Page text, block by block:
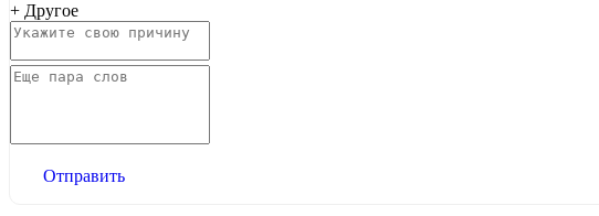
+ Другое
Отправить